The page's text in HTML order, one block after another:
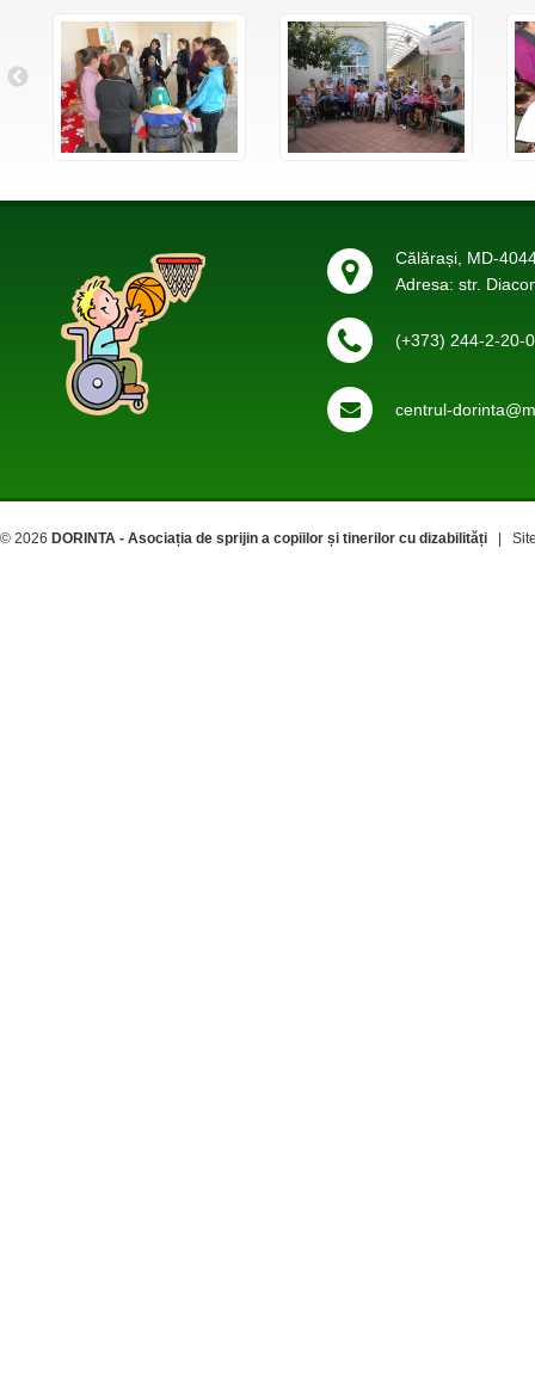
Călărași, MD-
Adresa: str.
(+373) 244-2-20-
centrul-
© 2026 DORINTA - Asociația de sprijin a copiilor și tinerilor cu dizabilități |